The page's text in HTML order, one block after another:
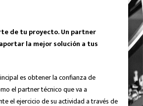
de tu proyecto. Un partner
la mejor solución a tus
es obtener la confianza de
el partner técnico que va a
el ejercicio de su actividad a través de